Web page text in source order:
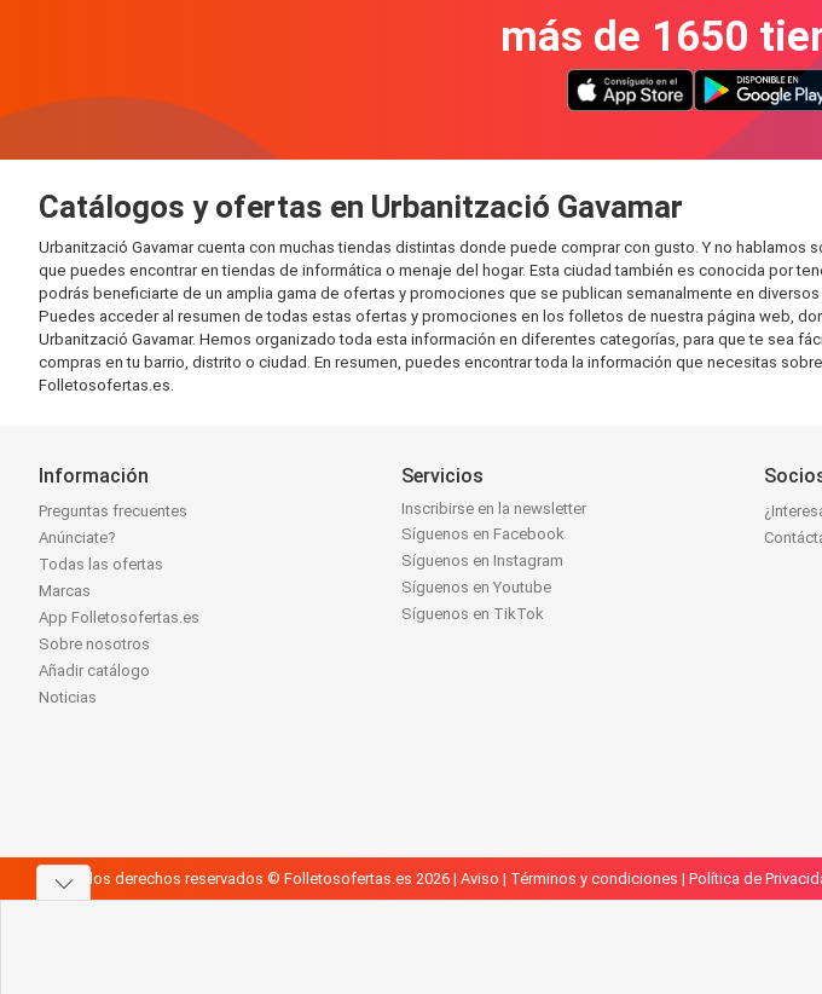
más de 1650
Catálogos y ofertas en Urbanització Gavamar
Urbanització Gavamar cuenta con muchas tiendas distintas donde puede comprar con gusto. Y no
que puedes encontrar en tiendas de informática o menaje del hogar. Esta ciudad también es conocida por
podrás beneficiarte de un amplia gama de ofertas y promociones que se publican semanalmente en
Puedes acceder al resumen de todas estas ofertas y promociones en los folletos de nuestra página web,
Urbanització Gavamar. Hemos organizado toda esta información en diferentes categorías, para que te sea
compras en tu barrio, distrito o ciudad. En resumen, puedes encontrar toda la información que necesitas
Folletosofertas.es.
Información
Preguntas frecuentes
Anúnciate?
Todas las ofertas
Marcas
App Folletosofertas.es
Sobre nosotros
Añadir catálogo
Noticias
Servicios
Inscribirse en la newsletter
Síguenos en Facebook
Síguenos en Instagram
Síguenos en Youtube
Síguenos en TikTok
Todos los derechos reservados © Folletosofertas.es 2026 | Aviso | Términos y condiciones | Política de